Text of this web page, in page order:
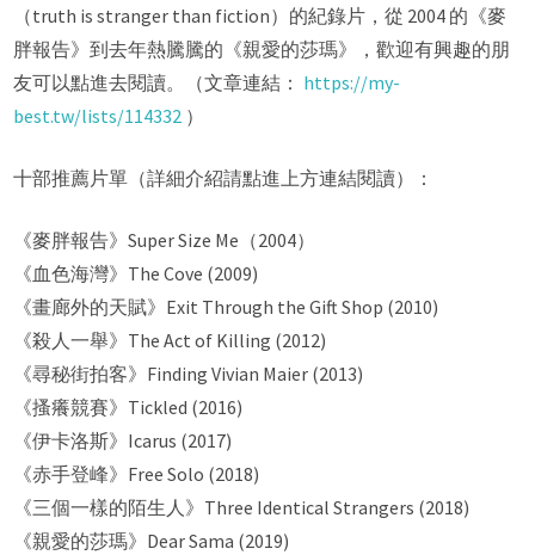
（truth is stranger than fiction）的紀錄片，從 2004 的《麥
胖報告》到去年熱騰騰的《親愛的莎瑪》，歡迎有興趣的朋
友可以點進去閱讀。（文章連結： https://my-
best.tw/lists/114332 ）
十部推薦片單（詳細介紹請點進上方連結閱讀）：
《麥胖報告》Super Size Me（2004）
《血色海灣》The Cove (2009)
《畫廊外的天賦》Exit Through the Gift Shop (2010)
《殺人一舉》The Act of Killing (2012)
《尋秘街拍客》Finding Vivian Maier (2013)
《搔癢競賽》Tickled (2016)
《伊卡洛斯》Icarus (2017)
《赤手登峰》Free Solo (2018)
《三個一樣的陌生人》Three Identical Strangers (2018)
《親愛的莎瑪》Dear Sama (2019)